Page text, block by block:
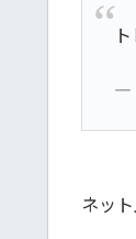
—
ネッ